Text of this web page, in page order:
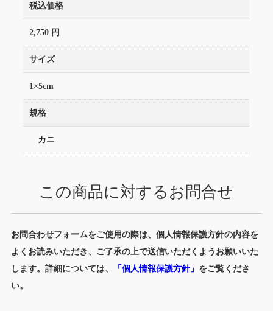
税込価格
2,750 円
サイズ
1×5cm
規格
カニ
この商品に対するお問合せ
お問合わせフォームをご使用の際は、個人情報保護方針の内容を
よくお読みいただき、ご了承の上で送信いただくようお願いいた
します。詳細については、
「個人情報保護方針」 をご覧くださ
い。